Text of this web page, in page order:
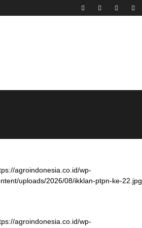
agroindonesia.co.id/wp-
uploads/2026/08/ikklan-ptpn-ke-22.jpg
agroindonesia.co.id/wp-